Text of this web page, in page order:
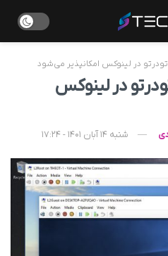
در لینوکس امکانپذیر می‌شود
در لینوکس
شنبه 14 آبان 1401 - 17:24